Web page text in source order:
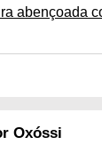
abençoada
Oxóssi